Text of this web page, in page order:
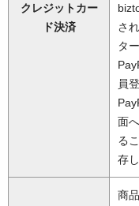
クレジットカー
ド決済
さ
タ
員
面
る
存
商